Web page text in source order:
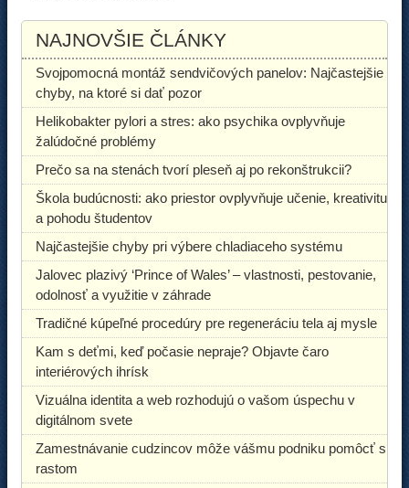
NAJNOVŠIE ČLÁNKY
Svojpomocná montáž sendvičových panelov: Najčastejšie
chyby, na ktoré si dať pozor
Helikobakter pylori a stres: ako psychika ovplyvňuje
žalúdočné problémy
Prečo sa na stenách tvorí pleseň aj po rekonštrukcii?
Škola budúcnosti: ako priestor ovplyvňuje učenie, kreativitu
a pohodu študentov
Najčastejšie chyby pri výbere chladiaceho systému
Jalovec plazivý ‘Prince of Wales’ – vlastnosti, pestovanie,
odolnosť a využitie v záhrade
Tradičné kúpeľné procedúry pre regeneráciu tela aj mysle
Kam s deťmi, keď počasie nepraje? Objavte čaro
interiérových ihrísk
Vizuálna identita a web rozhodujú o vašom úspechu v
digitálnom svete
Zamestnávanie cudzincov môže vášmu podniku pomôcť s
rastom